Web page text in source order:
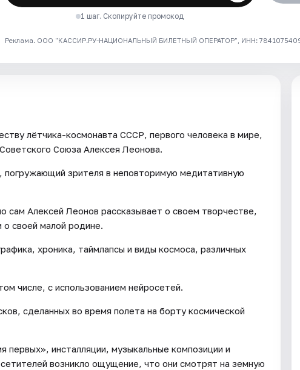
1 шаг. Скопируйте промокод
Реклама. ООО "КАССИР.РУ-НАЦИОНАЛЬНЫЙ БИЛЕТНЫЙ ОПЕРАТОР", ИНН: 7841075409
лётчика-космонавта СССР, первого человека в мире,
Союза Алексея Леонова.
погружающий зрителя в неповторимую медитативную
сам Алексей Леонов рассказывает о своем творчестве,
о своей малой родине.
хроника, таймлапсы и виды космоса, различных
числе, с использованием нейросетей.
сделанных во время полета на борту космической
инсталляции, музыкальные композиции и
возникло ощущение, что они смотрят на земную